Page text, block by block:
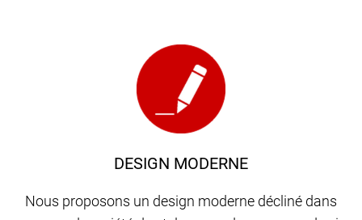
DESIGN MODERNE
Nous proposons un design moderne décliné dans